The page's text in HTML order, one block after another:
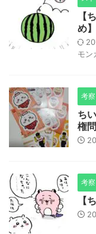
【
め】
モン
考察
ち
権
考察
【